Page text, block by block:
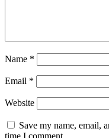
Name *
Email *
Website
Save my name, email,
time I comment.